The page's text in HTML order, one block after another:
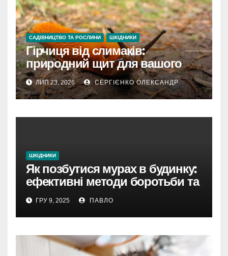
САДІВНИЦТВО ТА РОСЛИНИ ШКІДНИКИ
Гірчиця від слимаків:
природний щит для вашого
городу
ЛИП 23, 2026 СЕРГІЄНКО ОЛЕКСАНДР
ШКІДНИКИ
Як позбутися мурах в будинку:
ефективні методи боротьби та
профілактика
ГРУ 9, 2025 ПАВЛО